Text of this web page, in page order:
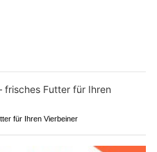
für Ihren Vierbeiner